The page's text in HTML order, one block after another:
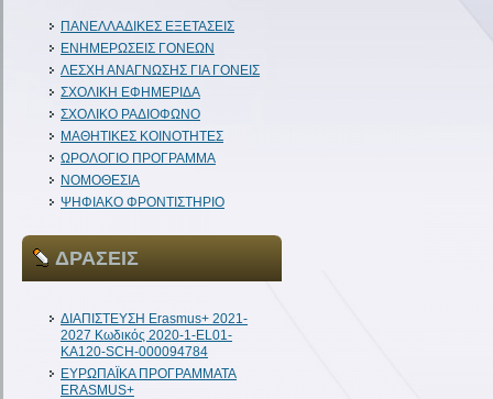
ΠΑΝΕΛΛΑΔΙΚΕΣ ΕΞΕΤΑΣΕΙΣ
ΕΝΗΜΕΡΩΣΕΙΣ ΓΟΝΕΩΝ
ΛΕΣΧΗ ΑΝΑΓΝΩΣΗΣ ΓΙΑ ΓΟΝΕΙΣ
ΣΧΟΛΙΚΗ ΕΦΗΜΕΡΙΔΑ
ΣΧΟΛΙΚΟ ΡΑΔΙΟΦΩΝΟ
ΜΑΘΗΤΙΚΕΣ ΚΟΙΝΟΤΗΤΕΣ
ΩΡΟΛΟΓΙΟ ΠΡΟΓΡΑΜΜΑ
ΝΟΜΟΘΕΣΙΑ
ΨΗΦΙΑΚΟ ΦΡΟΝΤΙΣΤΗΡΙΟ
ΔΡΑΣΕΙΣ
ΔIAΠΙΣΤΕΥΣΗ Erasmus+ 2021-
2027 Κωδικός 2020-1-EL01-
KA120-SCH-000094784
ΕΥΡΩΠΑΪΚΑ ΠΡΟΓΡΑΜΜΑΤΑ
ERASMUS+